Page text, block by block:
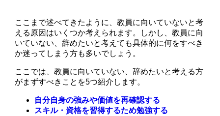
ここまで述べてきたように、教員に向いていないと考
える原因はいくつか考えられます。しかし、教員に向
いていない、辞めたいと考えても具体的に何をすべき
か迷ってしまう方も多いでしょう。
ここでは、教員に向いていない、辞めたいと考える方
がまずすべきことを5つ紹介します。
自分自身の強みや価値を再確認する
スキル・資格を習得するため勉強する